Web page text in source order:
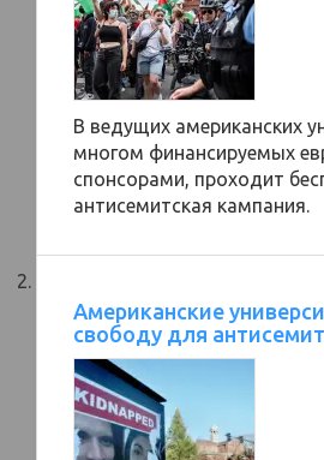
В ведущих американских
многом финансируемых
спонсорами, проходит
антисемитская кампания.
Американские
свободу для